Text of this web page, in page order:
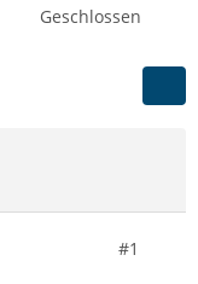
Geschlossen
#1